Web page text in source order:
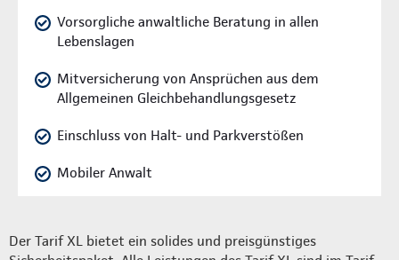
Vorsorgliche anwaltliche Beratung in allen
Lebenslagen
Mitversicherung von Ansprüchen aus dem
Allgemeinen Gleichbehandlungsgesetz
Einschluss von Halt- und Parkverstößen
Mobiler Anwalt
Der Tarif XL bietet ein solides und preisgünstiges